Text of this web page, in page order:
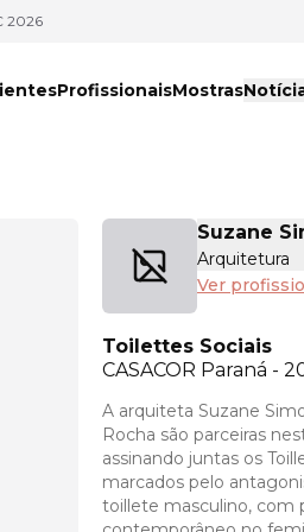
2026
ProfissionaisMostras
Suzane
Arquitetura
Ver
Toilettes Sociais
CASACOR Paraná -
A arquiteta Suzane
Rocha são parceiras
assinando juntas os
marcados pelo
toillete masculino, com